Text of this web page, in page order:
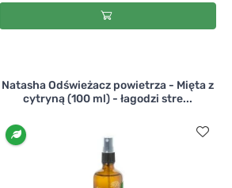
Natasha Odświeżacz powietrza - Mięta z
cytryną (100 ml) - łagodzi stre...